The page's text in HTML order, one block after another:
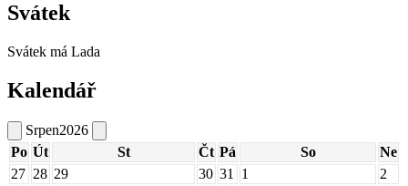
Svátek
Svátek má Lada
Kalendář
Srpen2026
Po Út St Čt Pá So
Ne
27 28 29 30 31 1 2